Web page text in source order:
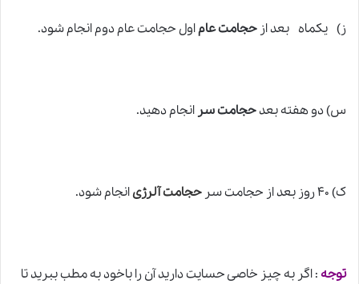
ز) یکماه بعد از حجامت عاماول حجامت عام دوم انجام شود.
س) دو هفته بعدحجامت سر انجام دهید.
ک) ۴۰ روز بعد از حجامت سر حجامت آلرژیانجام شود.
توجه: اگر به چیز خاصی حسایت دارید آن را باخود به مطب ببرید تا